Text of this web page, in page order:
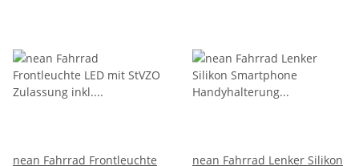
nean Fahrrad Frontleuchte
nean Fahrrad Lenker Silikon